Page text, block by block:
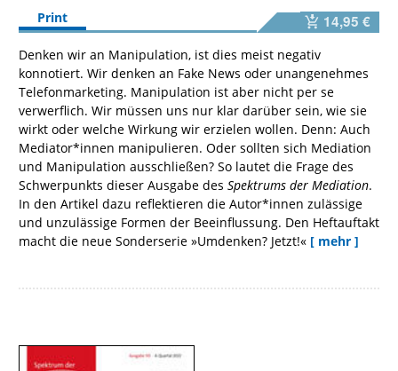
Print
14,95 €
Denken wir an Manipulation, ist dies meist negativ
konnotiert. Wir denken an Fake News oder unangenehmes
Telefonmarketing. Manipulation ist aber nicht per se
verwerflich. Wir müssen uns nur klar darüber sein, wie sie
wirkt oder welche Wirkung wir erzielen wollen. Denn: Auch
Mediator*innen manipulieren. Oder sollten sich Mediation
und Manipulation ausschließen? So lautet die Frage des
Schwerpunkts dieser Ausgabe des Spektrums der Mediation.
In den Artikel dazu reflektieren die Autor*innen zulässige
und unzulässige Formen der Beeinflussung. Den Heftauftakt
macht die neue Sonderserie »Umdenken? Jetzt!« [ mehr ]